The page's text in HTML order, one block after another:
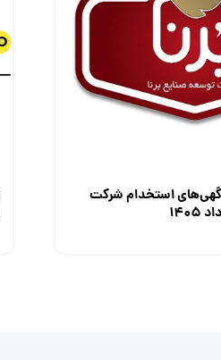
استخدام شرکت